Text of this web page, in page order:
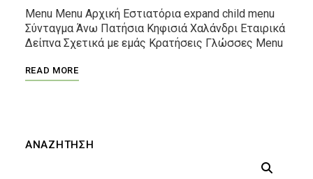
Menu Menu Αρχική Εστιατόρια expand child menu
Σύνταγμα Άνω Πατήσια Κηφισιά Χαλάνδρι Εταιρικά
Δείπνα Σχετικά με εμάς Κρατήσεις Γλώσσες Menu
READ MORE
ΑΝΑΖΉΤΗΣΗ